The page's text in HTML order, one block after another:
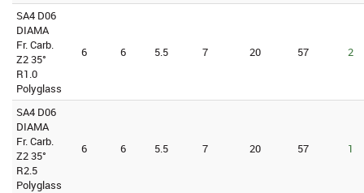
SA4 D06
DIAMA
Fr. Carb.
Z2 35°
R1.0
Polyglass
6 6 5.5 7 20 57 2
SA4 D06
DIAMA
Fr. Carb.
Z2 35°
R2.5
Polyglass
6 6 5.5 7 20 57 1